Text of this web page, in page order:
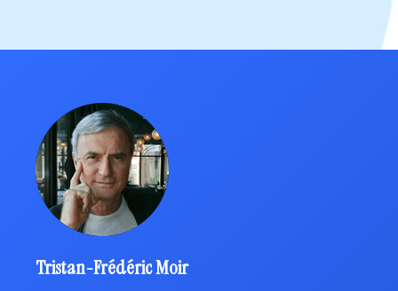
Tristan-Frédéric Moir